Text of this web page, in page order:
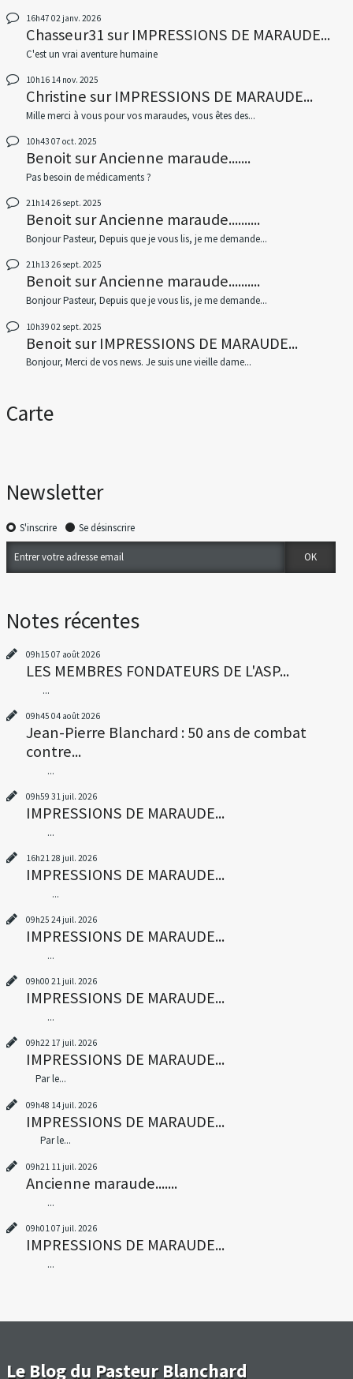
16h47 02 janv. 2026
Chasseur31surIMPRESSIONS DE MARAUDE...
C'est un vrai aventure humaine
10h16 14 nov. 2025
ChristinesurIMPRESSIONS DE MARAUDE...
Mille merci à vous pour vos maraudes, vous êtes des...
10h43 07 oct. 2025
BenoitsurAncienne maraude.......
Pas besoin de médicaments ?
21h1426 sept. 2025
BenoitsurAncienne maraude..........
Bonjour Pasteur, Depuis que je vous lis, je me demande...
21h13 26 sept. 2025
BenoitsurAncienne maraude..........
Bonjour Pasteur, Depuis que je vous lis, je me demande...
10h39 02 sept. 2025
BenoitsurIMPRESSIONS DE MARAUDE...
Bonjour, Merci de vos news. Je suis une vieille dame...
Carte
Newsletter
S'inscrire Se désinscrire
Notes récentes
09h15 07 août 2026
LES MEMBRES FONDATEURS DE L'ASP...
...
09h45 04 août 2026
Jean-Pierre Blanchard : 50 ans de combat
contre...
...
09h59 31 juil. 2026
IMPRESSIONS DE MARAUDE...
...
16h2128 juil. 2026
IMPRESSIONS DE MARAUDE...
...
09h25 24 juil. 2026
IMPRESSIONS DE MARAUDE...
...
09h00 21 juil. 2026
IMPRESSIONS DE MARAUDE...
...
09h22 17 juil. 2026
IMPRESSIONS DE MARAUDE...
Par le...
09h48 14 juil. 2026
IMPRESSIONS DE MARAUDE...
Par le...
09h21 11 juil. 2026
Ancienne maraude.......
...
09h01 07 juil. 2026
IMPRESSIONS DE MARAUDE...
...
Le Blog du Pasteur Blanchard